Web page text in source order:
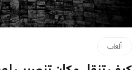
ألعاب